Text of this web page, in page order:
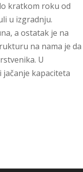
kratkom roku od
u izgradnju.
a ostatak je na
na nama je da
U
kapaciteta